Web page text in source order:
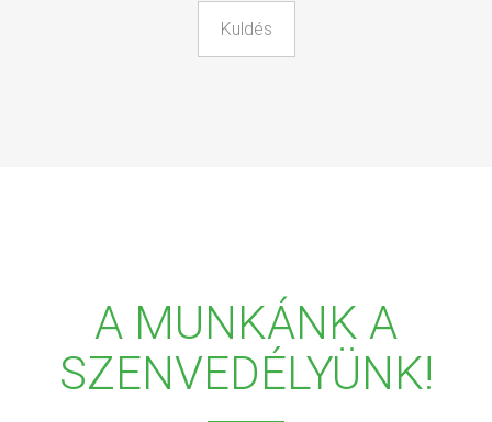
A MUNKÁNK A
SZENVEDÉLYÜNK!